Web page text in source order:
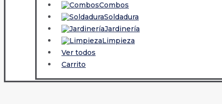
Combos
Soldadura
Jardinería
Limpieza
Ver todos
Carrito